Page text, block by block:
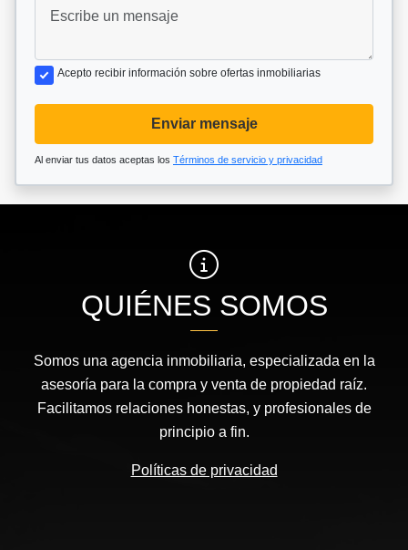
Acepto recibir información sobre ofertas inmobiliarias
Enviar mensaje
Al enviar tus datos aceptas los Términos de servicio y privacidad
QUIÉNES SOMOS
Somos una agencia inmobiliaria, especializada en la
asesoría para la compra y venta de propiedad raíz.
Facilitamos relaciones honestas, y profesionales de
principio a fin.
Políticas de privacidad